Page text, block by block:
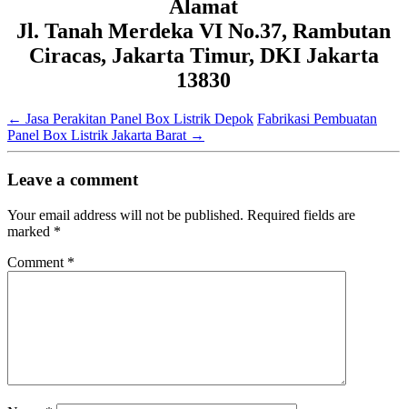
Alamat
Jl. Tanah Merdeka VI No.37, Rambutan
Ciracas, Jakarta Timur, DKI Jakarta
13830
← Jasa Perakitan Panel Box Listrik Depok Fabrikasi Pembuatan
Panel Box Listrik Jakarta Barat →
Leave a comment
Your email address will not be published. Required fields are
marked *
Comment *